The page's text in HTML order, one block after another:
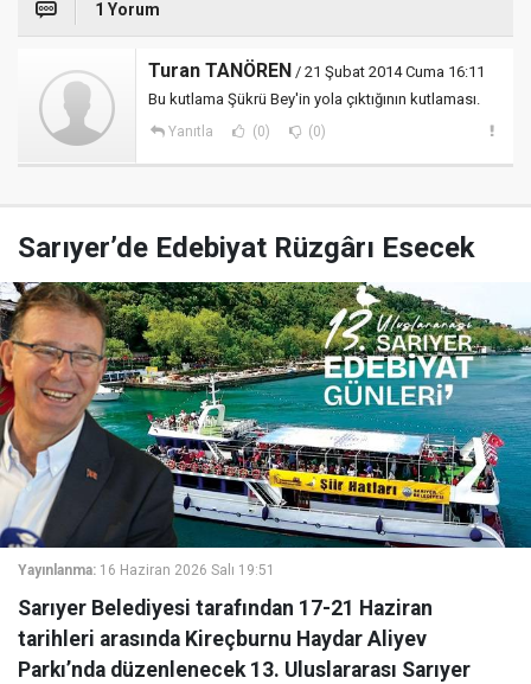
1 Yorum
Turan TANÖREN / 21 Şubat 2014 Cuma 16:11
Bu kutlama Şükrü Bey'in yola çıktığının kutlaması.
Yanıtla (0) (0)
Sarıyer’de Edebiyat Rüzgârı Esecek
Yayınlanma: 16 Haziran 2026 Salı 19:51
Sarıyer Belediyesi tarafından 17-21 Haziran
tarihleri arasında Kireçburnu Haydar Aliyev
Parkı’nda düzenlenecek 13. Uluslararası Sarıyer